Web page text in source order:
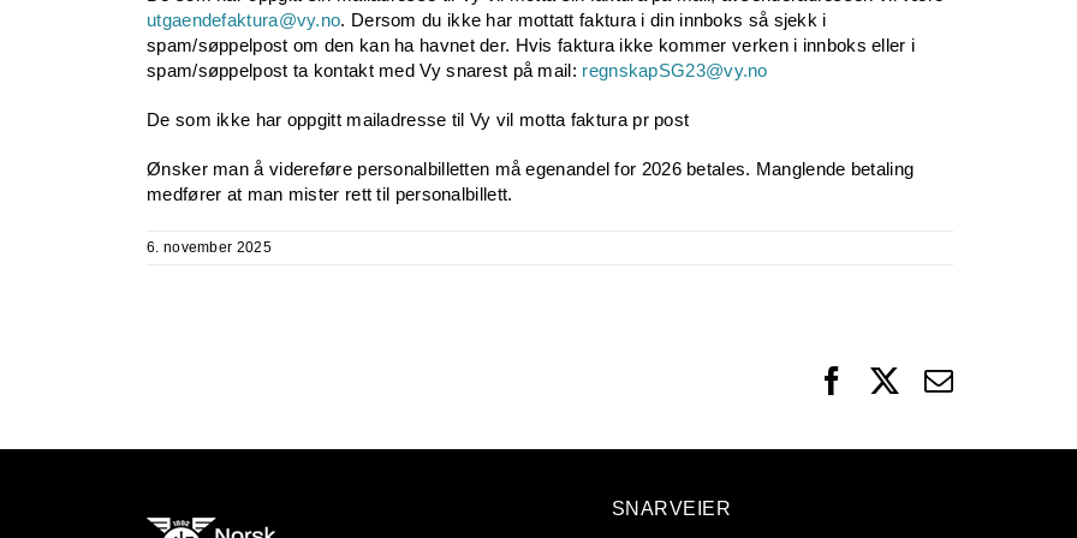
utgaendefaktura@vy.no. Dersom du ikke har mottatt faktura i din innboks så sjekk i
spam/søppelpost om den kan ha havnet der. Hvis faktura ikke kommer verken i innboks eller i
spam/søppelpost ta kontakt med Vy snarest på mail: regnskapSG23@vy.no
De som ikke har oppgitt mailadresse til Vy vil motta faktura pr post
Ønsker man å videreføre personalbilletten må egenandel for 2026 betales. Manglende betaling
medfører at man mister rett til personalbillett.
6. november 2025
FacebookEmail
SNARVEIER